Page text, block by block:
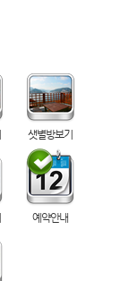
샛별방보기
예약안내